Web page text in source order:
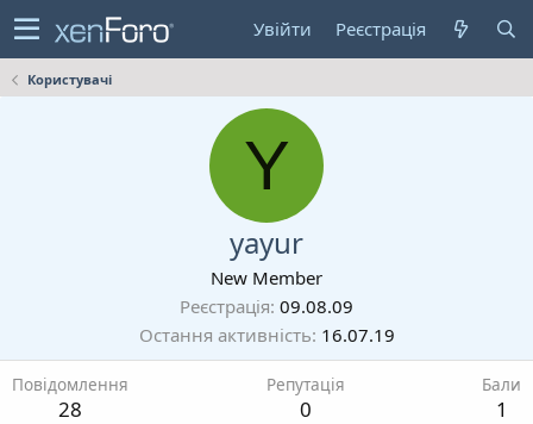
Увійти Реєстрація
Користувачі
Y
yayur
New Member
Реєстрація 09.08.09
Остання активність 16.07.19
Повідомлення
28
Репутація
0
Бали
1